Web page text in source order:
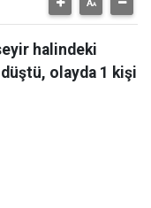
halindeki
olayda 1 kişi